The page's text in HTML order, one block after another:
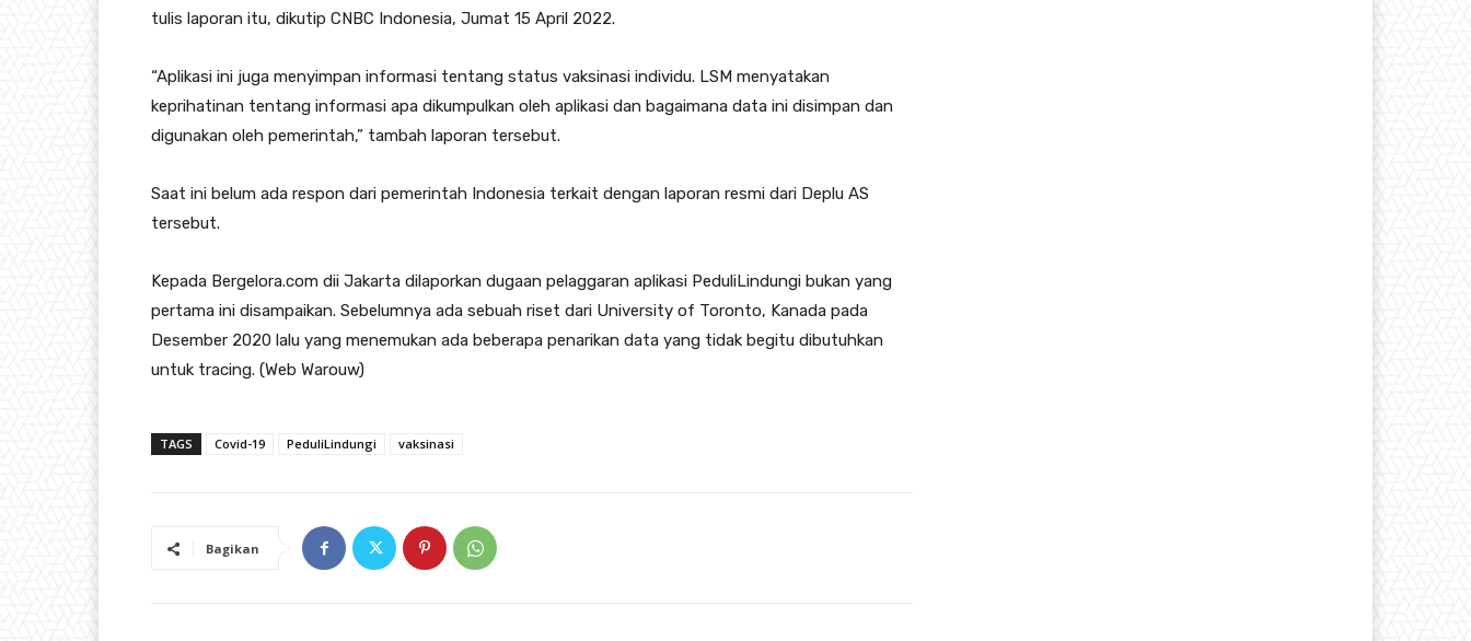
tulis laporan itu, dikutip CNBC Indonesia, Jumat 15 April 2022.
“Aplikasi ini juga menyimpan informasi tentang status vaksinasi individu. LSM menyatakan
keprihatinan tentang informasi apa dikumpulkan oleh aplikasi dan bagaimana data ini disimpan dan
digunakan oleh pemerintah,” tambah laporan tersebut.
Saat ini belum ada respon dari pemerintah Indonesia terkait dengan laporan resmi dari Deplu AS
tersebut.
Kepada Bergelora.com dii Jakarta dilaporkan dugaan pelaggaran aplikasi PeduliLindungi bukan yang
pertama ini disampaikan. Sebelumnya ada sebuah riset dari University of Toronto, Kanada pada
Desember 2020 lalu yang menemukan ada beberapa penarikan data yang tidak begitu dibutuhkan
untuk tracing. (Web Warouw)
TAGS Covid-19 PeduliLindungi vaksinasi
Bagikan